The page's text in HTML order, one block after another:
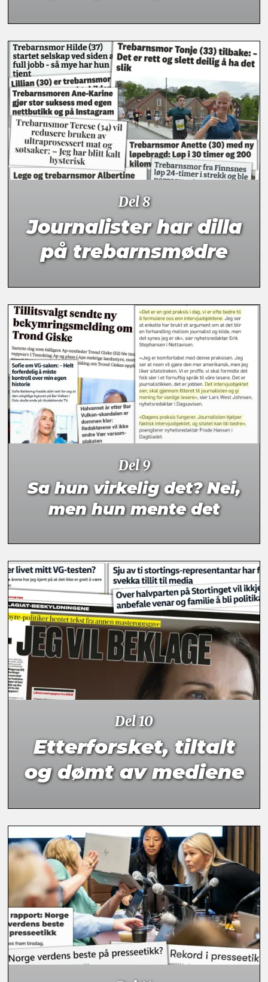
Del 8
Journalister har dilla
på trebarnsmødre
Del 9
Sa hun virkelig det? Nei,
men hun mente det
Del 10
Etterforsket, tiltalt
og dømt av mediene